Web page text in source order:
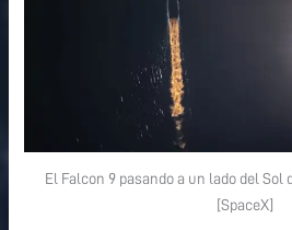
El Falcon 9 pasando a un lado del
[SpaceX]